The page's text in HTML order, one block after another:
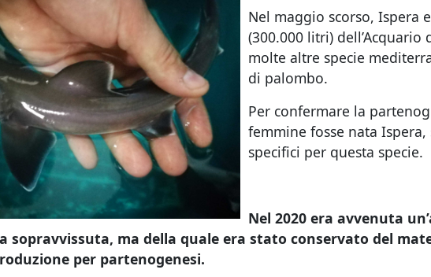
Nel maggio scorso, Ispera
(300.000 litri)
molte altre specie
di palombo.
Per confermare la
femmine fosse nata
specifici per questa specie.
Nel 2020 era avvenuta
sopravvissuta, ma della quale era stato conservato del
per partenogenesi.